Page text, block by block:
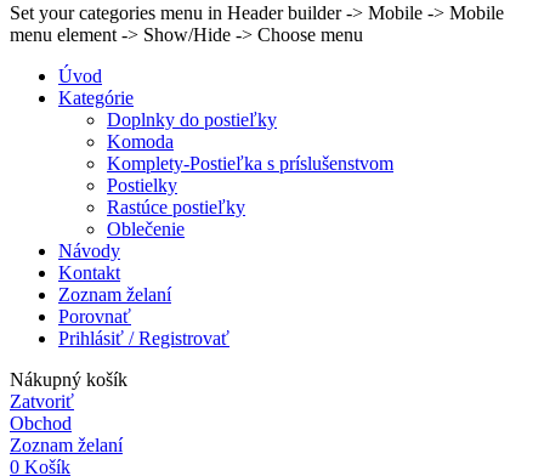
Set your categories menu in Header builder -> Mobile -> Mobile
menu element -> Show/Hide -> Choose menu
Úvod
Kategórie
Doplnky do postieľky
Komoda
Komplety-Postieľka s príslušenstvom
Postielky
Rastúce postieľky
Oblečenie
Návody
Kontakt
Zoznam želaní
Porovnať
Prihlásiť / Registrovať
Nákupný košík
Zatvoriť
Obchod
Zoznam želaní
0 Košík